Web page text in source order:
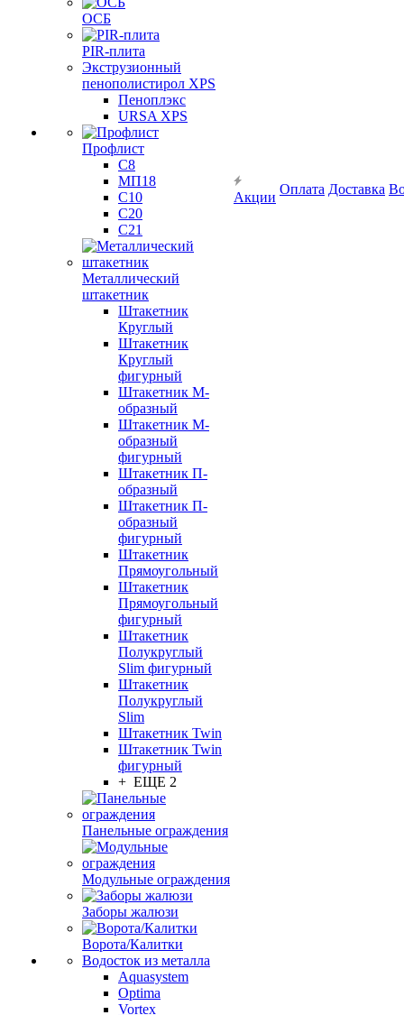
ОСБ
PIR-плита
Экструзионный
пенополистирол XPS
Пеноплэкс
URSA XPS
Профлист
С8
МП18
С10
С20
С21
Металлический
штакетник
Штакетник
Круглый
Штакетник
Круглый
фигурный
Штакетник М-
образный
Штакетник М-
образный
фигурный
Штакетник П-
образный
Штакетник П-
образный
фигурный
Штакетник
Прямоугольный
Штакетник
Прямоугольный
фигурный
Штакетник
Полукруглый
Slim фигурный
Штакетник
Полукруглый
Slim
Штакетник Twin
Штакетник Twin
фигурный
+ ЕЩЕ 2
Панельные ограждения
Модульные ограждения
Заборы жалюзи
Ворота/Калитки
Водосток из металла
Aquasystem
Optima
Vortex
Акции
Оплата Доставка